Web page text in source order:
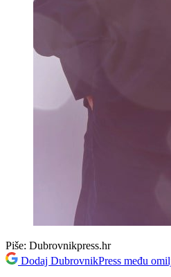
Piše: Dubrovnikpress.hr
Dodaj DubrovnikPress među